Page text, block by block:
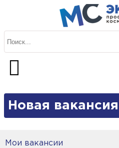
Мои вакансии
Новая вакансия